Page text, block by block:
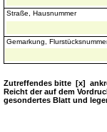
Straße, Hausnummer
Gemarkung,
Zutreffendes bitte [x]
Reicht der auf dem
gesondertes Blatt und